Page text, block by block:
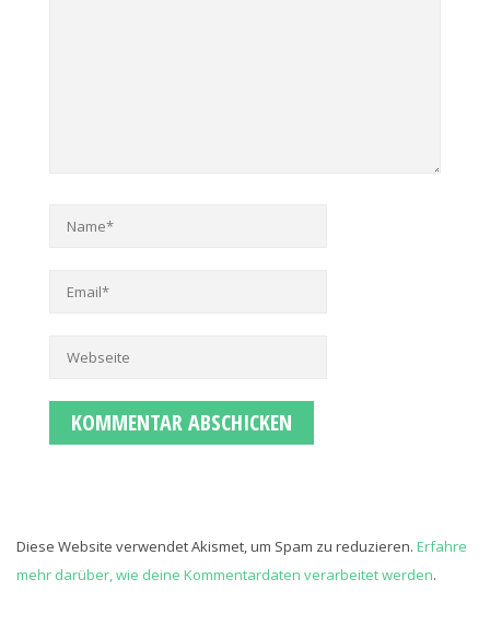
Diese Website verwendet Akismet, um Spam zu reduzieren. Erfahre
mehr darüber, wie deine Kommentardaten verarbeitet werden.